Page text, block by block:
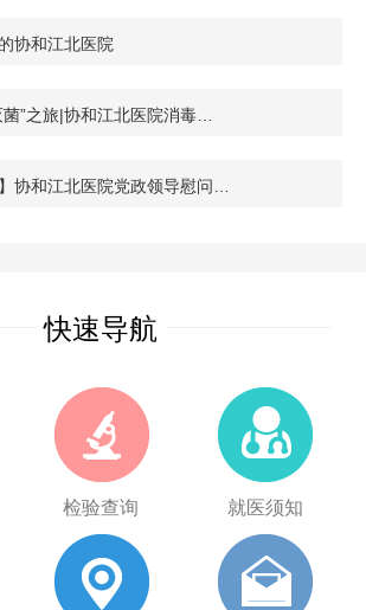
协和江北医院
”之旅|协和江北医院消毒…
协和江北医院党政领导慰问…
快速导航
检验查询 就医须知